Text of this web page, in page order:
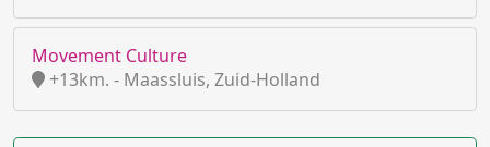
Movement Culture
+13km. - Maassluis, Zuid-Holland